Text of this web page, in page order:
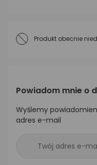
Produkt obecnie
Powiadom mnie o
Wyślemy
adres e-mail